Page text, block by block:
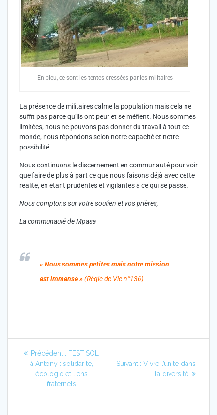
En bleu, ce sont les tentes dressées par les militaires
La présence de militaires calme la population mais cela ne
suffit pas parce qu’ils ont peur et se méfient. Nous sommes
limitées, nous ne pouvons pas donner du travail à tout ce
monde, nous répondons selon notre capacité et notre
possibilité.
Nous continuons le discernement en communauté pour voir
que faire de plus à part ce que nous faisons déjà avec cette
réalité, en étant prudentes et vigilantes à ce qui se passe.
Nous comptons sur votre soutien et vos prières,
La communauté de Mpasa
« Nous sommes petites mais notre mission
est immense » (Règle de Vie n°136)
Précédent : FESTISOL
à Antony : solidarité,
écologie et liens
fraternels
Suivant : Vivre l’unité dans
la diversité